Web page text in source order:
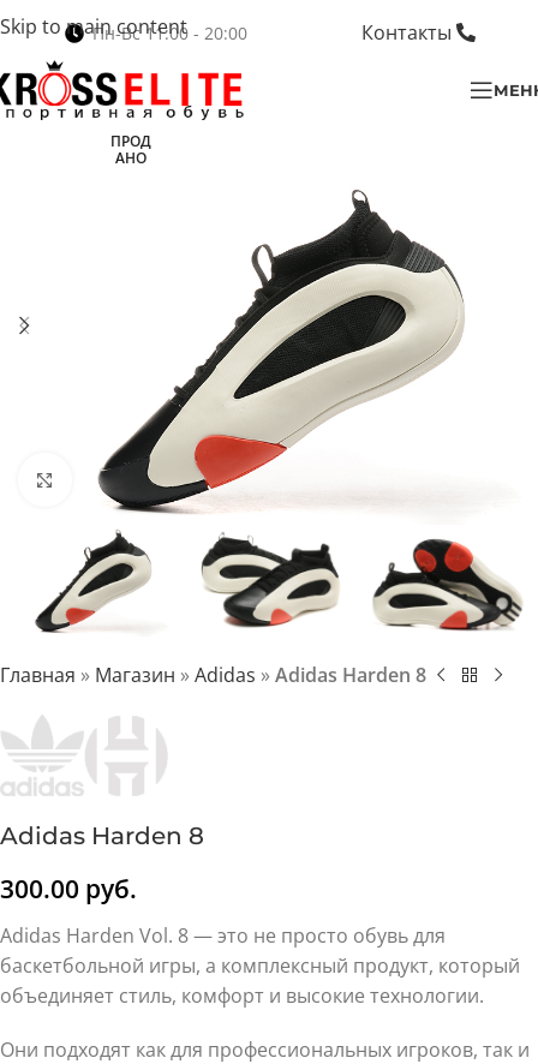
Skip to main content
Пн-Вс 11:00 - 20:00 Контакты
ПРОД
АНО
Нажмите, чтобы увеличить
Главная » Магазин »Adidas »Adidas Harden 8
Adidas Harden 8
300.00 руб.
Adidas Harden Vol. 8 — это не просто обувь для
баскетбольной игры, а комплексный продукт, который
объединяет стиль, комфорт и высокие технологии.
Они подходят как для профессиональных игроков, так и